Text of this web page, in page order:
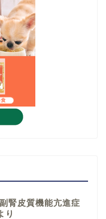
腎皮質機能亢進症
り